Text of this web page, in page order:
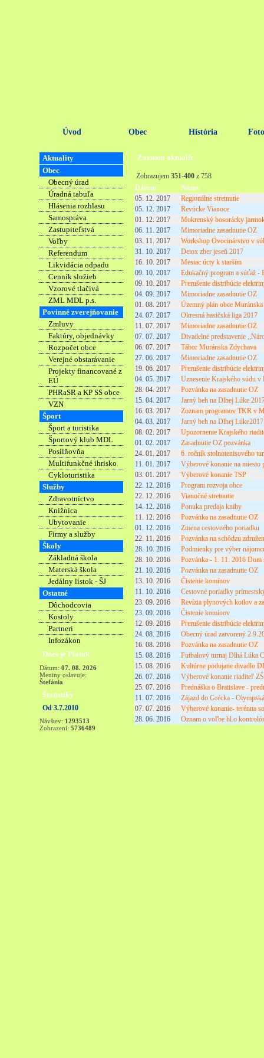
Úvod Obec História
Aktuality
Obec
Obecný úrad
Úradná tabuľa
Hlásenia rozhlasu
Samospráva
Zastupiteľstvá
Voľby
Referendum
Likvidácia odpadu
Cenník služieb
Vzorové tlačivá
ZML MDL p.s.
Povinné zverejňovanie
Zmluvy
Faktúry, objednávky
Rozpočet obce
Verejné obstarávanie
Projekty financované z
EÚ
PHRaSR a KP SS obce
VZN
Šport
Šport a turistika
Športový klub MDL
Posilňovňa
Multifunkčné ihrisko
Cykloturistika
Služby
Zdravotníctvo
Knižnica
Ubytovanie
Firmy a služby
Školy
Základná škola
Materská škola
Jedálny lístok - ŠJ
Ostatné
Dôchodcovia
Kostoly
Partneri
Infozákon
Dnes je Piatok
Dátum: 07. 08. 2026
Meniny oslavuje:
Štefánia
Štatistiky
Od 3.7.2010
Návštev: 1293513
Zobrazení: 5736489
Zoznam aktualít
Zobrazujem 351-400 z 758
Dátum
Názov
05. 12. 2017
Regionálne stretnutie
05. 12. 2017
Revúcke Vianoce
01. 12. 2017
Mokrenský bosorácky
06. 11. 2017
Mimoriadne zasadnutie OZ
03. 11. 2017
Workshop Ovocinárstvo v
31. 10. 2017
Detox zber jeseň 2017
16. 10. 2017
Mesiac úcty k starším
09. 10. 2017
Edukačný program a súťaž
09. 10. 2017
Prerušenie distribúcie
04. 09. 2017
Mimoriadne zasadnutie OZ
01. 08. 2017
Územný plán obce
24. 07. 2017
Okresná hasičská liga 2017
11. 07. 2017
Mimoriadne zasadnutie OZ
07. 07. 2017
Divadelné predstavenie
06. 07. 2017
Tábor Muránska Zdychava
27. 06. 2017
Mimoriadne zasadnutie OZ
19. 06. 2017
Prerušenie distribúcie
04. 05. 2017
Uznesenie Krajského súdu v
28. 04. 2017
Pozvánka na zasadnutie OZ
15. 04. 2017
Jarný beh na Dlhej Lúke
16. 03. 2017
Zoznam programov TKR v
04. 03. 2017
Jarný beh na Dlhej Lúke2017
08. 02. 2017
Upozornenie Krajského
01. 02. 2017
Zasadnutie OZ pozvánka
24. 01. 2017
6. ročník stolnotenisového
11. 01. 2017
Výberové konanie na miesto
03. 01. 2017
Výberové konanie TSP
22. 12. 2016
Program rozvoja obce
22. 12. 2016
Vianočné stretnutie
14. 12. 2016
Ponuka predaja knihy
11. 12. 2016
Pozvánka na zasadnutie OZ
01. 12. 2016
Zmena cestovného poriadku
22. 11. 2016
Pozvánka na schôdzu
28. 10. 2016
Podmienky pre výber
28. 10. 2016
Pozvánka - 1. 11. 2016 Dom
21. 10. 2016
Pozvánka na zasadnutie OZ
13. 10. 2016
Čistenie komínov
11. 10. 2016
Cestovné poriadky
23. 09. 2016
Revízia plynových kotlov a
23. 09. 2016
Čistenie komínov
12. 09. 2016
Prerušenie distribúcie
24. 08. 2016
Obecný úrad zatvorený
16. 08. 2016
Pozvánka na zasadnutie OZ
15. 08. 2016
Futbalový turnaj Dlhá Lúka
15. 08. 2016
Kultúrne podujatie divadlo
26. 07. 2016
Výberové konanie riaditeľ ZŠ
25. 07. 2016
Prednáška o Bratislave -
11. 07. 2016
Zájazd do Grécka -
07. 07. 2016
Výberové konanie- terénna
28. 06. 2016
Oznam o voľbe hl.o